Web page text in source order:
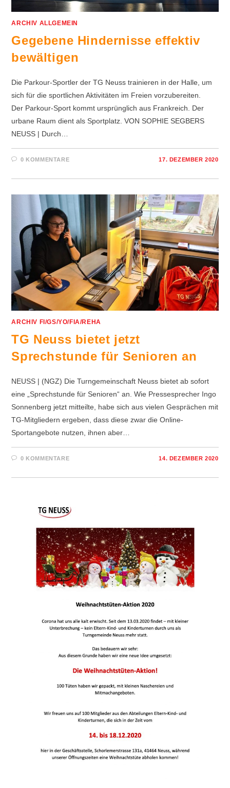
ARCHIV ALLGEMEIN
Gegebene Hindernisse effektiv
bewältigen
Die Parkour-Sportler der TG Neuss trainieren in der Halle, um
sich für die sportlichen Aktivitäten im Freien vorzubereiten.
Der Parkour-Sport kommt ursprünglich aus Frankreich. Der
urbane Raum dient als Sportplatz. VON SOPHIE SEGBERS
NEUSS | Durch…
0 KOMMENTARE 17. DEZEMBER 2020
ARCHIV FI/GS/YO/FIA/REHA
TG Neuss bietet jetzt
Sprechstunde für Senioren an
NEUSS | (NGZ) Die Turngemeinschaft Neuss bietet ab sofort
eine „Sprechstunde für Senioren“ an. Wie Pressesprecher Ingo
Sonnenberg jetzt mitteilte, habe sich aus vielen Gesprächen mit
TG-Mitgliedern ergeben, dass diese zwar die Online-
Sportangebote nutzen, ihnen aber…
0 KOMMENTARE 14. DEZEMBER 2020